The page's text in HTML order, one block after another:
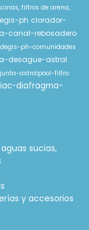
filtros de arena,
ph clorador-
canal-rebosadero
ph-comunidades
desague-astral
astralpool-filtro
diafragma-
sucias,
y accesorios